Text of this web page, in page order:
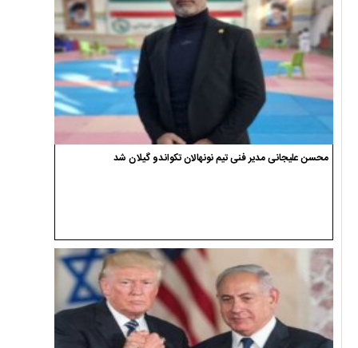
محسن علیجانی مدیر فنی تیم نونهالان تکواندو گیلان شد